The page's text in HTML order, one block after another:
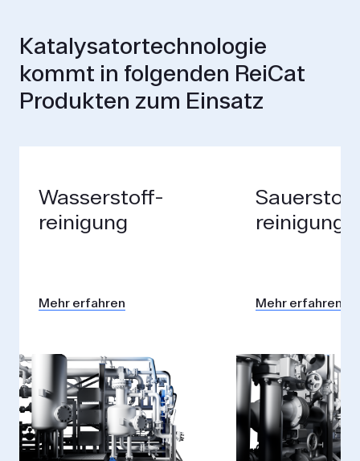
Katalysator­technologie
kommt in folgenden ReiCat
Produkten zum Einsatz
Wasserstoff­
reinigung
Mehr erfahren
reinigung
Mehr erfahren